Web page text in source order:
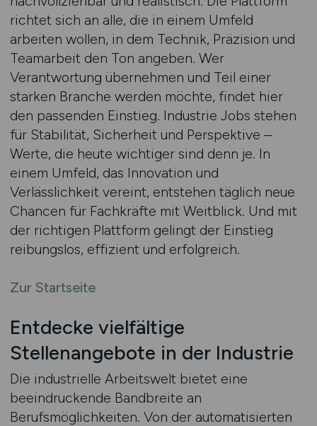
richtet sich an alle, die in einem Umfeld
arbeiten wollen, in dem Technik, Präzision und
Teamarbeit den Ton angeben. Wer
Verantwortung übernehmen und Teil einer
starken Branche werden möchte, findet hier
den passenden Einstieg. Industrie Jobs stehen
für Stabilität, Sicherheit und Perspektive –
Werte, die heute wichtiger sind denn je. In
einem Umfeld, das Innovation und
Verlässlichkeit vereint, entstehen täglich neue
Chancen für Fachkräfte mit Weitblick. Und mit
der richtigen Plattform gelingt der Einstieg
reibungslos, effizient und erfolgreich.
Zur Startseite
Entdecke vielfältige
Stellenangebote in der Industrie
Die industrielle Arbeitswelt bietet eine
beeindruckende Bandbreite an
Berufsmöglichkeiten. Von der automatisierten